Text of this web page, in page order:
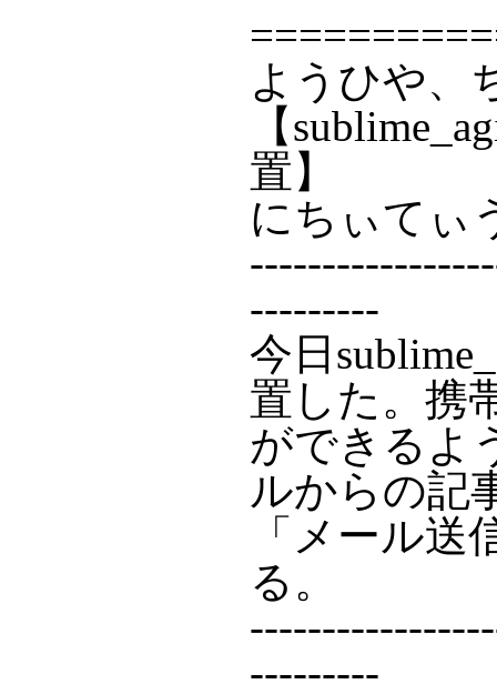
ようひや、
【
置】
にちぃてぃ
---------
今日
置した。携
ができるよ
ルからの記
「メール
る。
---------